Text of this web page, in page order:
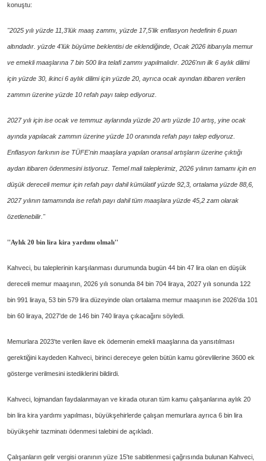
konuştu:
"2025 yılı yüzde 11,3'lük maaş zammı, yüzde 17,5'lik enflasyon hedefinin 6 puan
altındadır. yüzde 4'lük büyüme beklentisi de eklendiğinde, Ocak 2026 itibarıyla memur
ve emekli maaşlarına 7 bin 500 lira telafi zammı yapılmalıdır. 2026'nın ilk 6 aylık dilimi
için yüzde 30, ikinci 6 aylık dilimi için yüzde 20, ayrıca ocak ayından itibaren verilen
zammın üzerine yüzde 10 refah payı talep ediyoruz.
2027 yılı için ise ocak ve temmuz aylarında yüzde 20 artı yüzde 10 artış, yine ocak
ayında yapılacak zammın üzerine yüzde 10 oranında refah payı talep ediyoruz.
Enflasyon farkının ise TÜFE'nin maaşlara yapılan oransal artışların üzerine çıktığı
aydan itibaren ödenmesini istiyoruz. Temel mali taleplerimiz, 2026 yılının tamamı için en
düşük dereceli memur için refah payı dahil kümülatif yüzde 92,3, ortalama yüzde 88,6,
2027 yılının tamamında ise refah payı dahil tüm maaşlara yüzde 45,2 zam olarak
özetlenebilir."
''Aylık 20 bin lira kira yardımı olmalı''
Kahveci, bu taleplerinin karşılanması durumunda bugün 44 bin 47 lira olan en düşük
dereceli memur maaşının, 2026 yılı sonunda 84 bin 704 liraya, 2027 yılı sonunda 122
bin 991 liraya, 53 bin 579 lira düzeyinde olan ortalama memur maaşının ise 2026'da 101
bin 60 liraya, 2027'de de 146 bin 740 liraya çıkacağını söyledi.
Memurlara 2023'te verilen ilave ek ödemenin emekli maaşlarına da yansıtılması
gerektiğini kaydeden Kahveci, birinci dereceye gelen bütün kamu görevlilerine 3600 ek
gösterge verilmesini istediklerini bildirdi.
Kahveci, lojmandan faydalanmayan ve kirada oturan tüm kamu çalışanlarına aylık 20
bin lira kira yardımı yapılması, büyükşehirlerde çalışan memurlara ayrıca 6 bin lira
büyükşehir tazminatı ödenmesi talebini de açıkladı.
Çalışanların gelir vergisi oranının yüze 15'te sabitlenmesi çağrısında bulunan Kahveci,